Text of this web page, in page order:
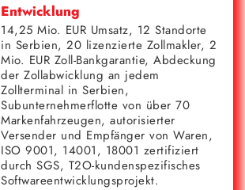
Entwicklung
14,25 Mio. EUR Umsatz, 12 Standorte
in Serbien, 20 lizenzierte Zollmakler, 2
Mio. EUR Zoll-Bankgarantie, Abdeckung
der Zollabwicklung an jedem
Zollterminal in Serbien,
Subunternehmerflotte von über 70
Markenfahrzeugen, autorisierter
Versender und Empfänger von Waren,
ISO 9001, 14001, 18001 zertifiziert
durch SGS, T2O-kundenspezifisches
Softwareentwicklungsprojekt.